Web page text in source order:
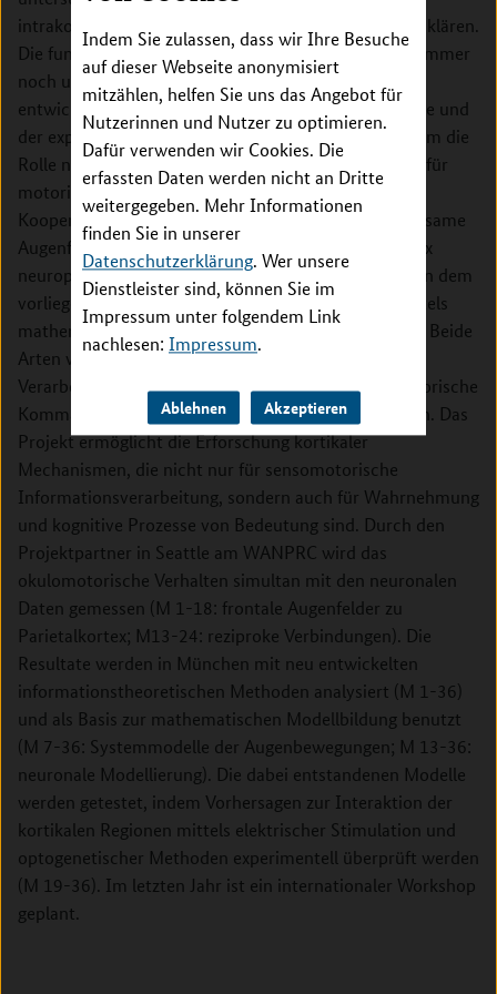
Indem Sie zulassen, dass wir Ihre Besuche
auf dieser Webseite anonymisiert
mitzählen, helfen Sie uns das Angebot für
Nutzerinnen und Nutzer zu optimieren.
Dafür verwenden wir Cookies. Die
erfassten Daten werden nicht an Dritte
weitergegeben. Mehr Informationen
finden Sie in unserer
Datenschutzerklärung. Wer unsere
Dienstleister sind, können Sie im
Impressum unter folgendem Link
nachlesen: Impressum.
Ablehnen Akzeptieren
intrakortikalen Verbindungen für das Verhalten aufzuklären.
Die funktionelle Bedeutung dieser Verbindungen ist immer
noch unverstanden. In diesem Projekt werden neu
entwickelte Ansätze der Computational Neuroscience und
der experimentellen Neurowissenschaften genutzt, um die
Rolle neuronaler Verbindungen innerhalb des Kortex für
motorisches Verhalten aufzuklären. Der
Kooperationspartner in den USA untersucht die langsame
Augenfolgebewegung und den optokinetischen Reflex
neurophysiologisch am wachen Primaten, während in dem
vorliegenden Projekt die theoretischen Arbeiten mittels
mathematischer Modellierung durchgeführt werden.
Beide
Arten von Augenbewegungen erfordern komplexe
Verarbeitung der visuellen Eingänge, um daraus motorische
Kommandos für die Augenbewegungen zu generieren. Das
Projekt ermöglicht die Erforschung kortikaler
Mechanismen, die nicht nur für sensomotorische
Informationsverarbeitung, sondern auch für Wahrnehmung
und kognitive Prozesse von Bedeutung sind. Durch den
Projektpartner in Seattle am WANPRC wird das
okulomotorische Verhalten simultan mit den neuronalen
Daten gemessen (M 1-18: frontale Augenfelder zu
Parietalkortex; M13-24: reziproke Verbindungen). Die
Resultate werden in München mit neu entwickelten
informationstheoretischen Methoden analysiert (M 1-36)
und als Basis zur mathematischen Modellbildung benutzt
(M 7-36: Systemmodelle der Augenbewegungen; M 13-36:
neuronale Modellierung). Die dabei entstandenen Modelle
werden getestet, indem Vorhersagen zur Interaktion der
kortikalen Regionen mittels elektrischer Stimulation und
optogenetischer Methoden experimentell überprüft werden
(M 19-36). Im letzten Jahr ist ein internationaler Workshop
geplant.